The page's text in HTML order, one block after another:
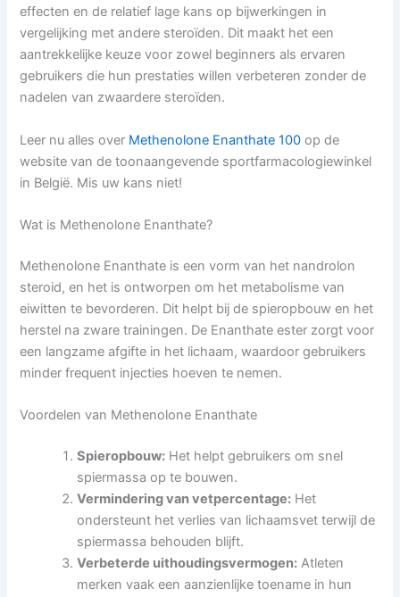
effecten en de relatief lage kans op bijwerkingen in
vergelijking met andere steroïden. Dit maakt het een
aantrekkelijke keuze voor zowel beginners als ervaren
gebruikers die hun prestaties willen verbeteren zonder de
nadelen van zwaardere steroïden.
Leer nu alles over Methenolone Enanthate 100 op de
website van de toonaangevende sportfarmacologiewinkel
in België. Mis uw kans niet!
Wat is Methenolone Enanthate?
Methenolone Enanthate is een vorm van het nandrolon
steroid, en het is ontworpen om het metabolisme van
eiwitten te bevorderen. Dit helpt bij de spieropbouw en het
herstel na zware trainingen. De Enanthate ester zorgt voor
een langzame afgifte in het lichaam, waardoor gebruikers
minder frequent injecties hoeven te nemen.
Voordelen van Methenolone Enanthate
Spieropbouw: Het helpt gebruikers om snel
spiermassa op te bouwen.
Vermindering van vetpercentage: Het
ondersteunt het verlies van lichaamsvet terwijl de
spiermassa behouden blijft.
Verbeterde uithoudingsvermogen: Atleten
merken vaak een aanzienlijke toename in hun